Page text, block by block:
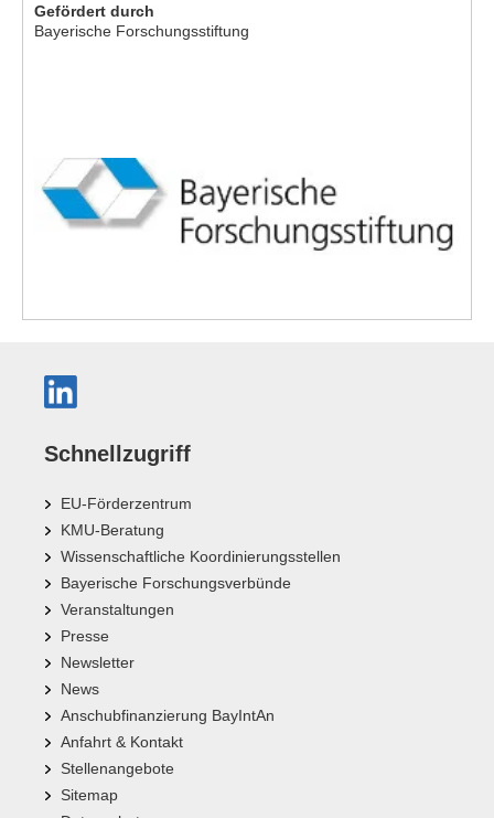
Gefördert durch
Bayerische Forschungsstiftung
Schnellzugriff
EU-Förderzentrum
KMU-Beratung
Wissenschaftliche Koordinierungsstellen
Bayerische Forschungsverbünde
Veranstaltungen
Presse
Newsletter
News
Anschubfinanzierung BayIntAn
Anfahrt & Kontakt
Stellenangebote
Sitemap